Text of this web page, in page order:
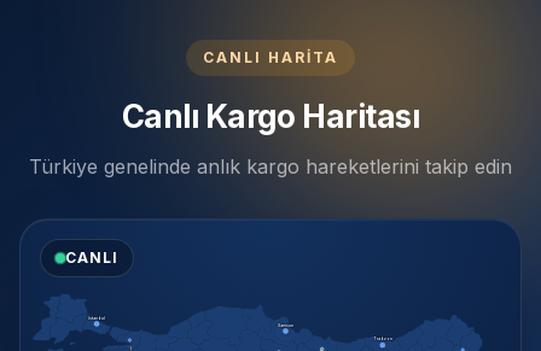
CANLI HARİTA
Canlı Kargo Haritası
Türkiye genelinde anlık kargo hareketlerini takip edin
CANLI
İstanbul
Samsun
Trabzon